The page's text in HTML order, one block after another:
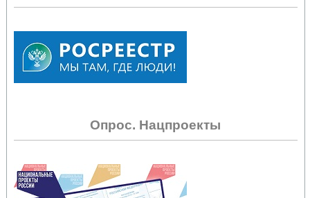
Опрос. Нацпроекты